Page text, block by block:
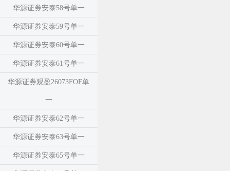
华源证券安泰58号单一
华源证券安泰59号单一
华源证券安泰60号单一
华源证券安泰61号单一
华源证券观盈26073FOF单
一
华源证券安泰62号单一
华源证券安泰63号单一
华源证券安泰65号单一